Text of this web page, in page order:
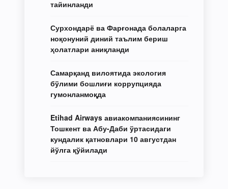
тайинланди
Сурхондарё ва Фарғонада болаларга
ноқонуний диний таълим бериш
ҳолатлари аниқланди
Самарқанд вилоятида экология
бўлими бошлиғи коррупцияда
гумонланмоқда
Etihad Airways авиакомпаниясининг
Тошкент ва Абу-Даби ўртасидаги
кундалик қатновлари 10 августдан
йўлга қўйилади